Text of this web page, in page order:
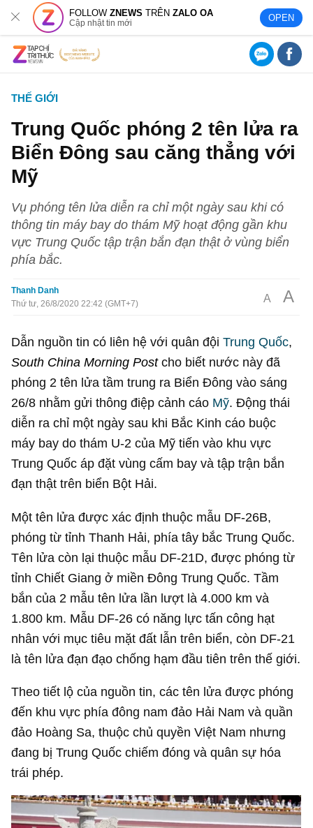
FOLLOWZNEWS TRÊNZALO OA
Cập nhật tin mới OPEN
THẾ GIỚI
Trung Quốc phóng 2 tên lửa ra
Biển Đông sau căng thẳng với
Mỹ
Vụ phóng tên lửa diễn ra chỉ một ngày sau khi có
thông tin máy bay do thám Mỹ hoạt động gần khu
vực Trung Quốc tập trận bắn đạn thật ở vùng biển
phía bắc.
Thanh Danh
Thứ tư, 26/8/2020 22:42 (GMT+7)
A A
Dẫn nguồn tin có liên hệ với quân độiTrung Quốc,
South China Morning Postcho biết nước này đã
phóng 2 tên lửa tầm trung ra Biển Đông vào sáng
26/8 nhằm gửi thông điệp cảnh cáo Mỹ. Động thái
diễn ra chỉ một ngày sau khi Bắc Kinh cáo buộc
máy bay do thám U-2 của Mỹ tiến vào khu vực
Trung Quốc áp đặt vùng cấm bay và tập trận bắn
đạn thật trên biển Bột Hải.
Một tên lửa được xác định thuộc mẫu DF-26B,
phóng từ tỉnh Thanh Hải, phía tây bắc Trung Quốc.
Tên lửa còn lại thuộc mẫu DF-21D, được phóng từ
tỉnh Chiết Giang ở miền Đông Trung Quốc. Tầm
bắn của 2 mẫu tên lửa lần lượt là 4.000 km và
1.800 km. Mẫu DF-26 có năng lực tấn công hạt
nhân với mục tiêu mặt đất lẫn trên biển, còn DF-21
là tên lửa đạn đạo chống hạm đầu tiên trên thế giới.
Theo tiết lộ của nguồn tin, các tên lửa được phóng
đến khu vực phía đông nam đảo Hải Nam và quần
đảo Hoàng Sa, thuộc chủ quyền Việt Nam nhưng
đang bị Trung Quốc chiếm đóng và quân sự hóa
trái phép.